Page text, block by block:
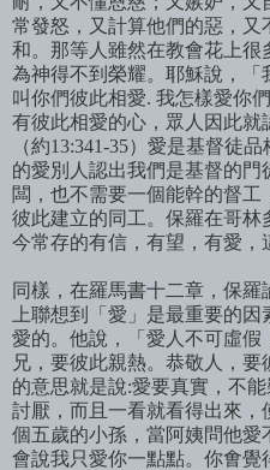
常發怒，又計算他們的惡，又
和。那等人雖然在教會花上很
為神得不到榮耀。耶穌說，「
叫你們彼此相愛. 我怎樣愛你
有彼此相愛的心，眾人因此就
（約13:341-35）愛是基督徒品
的愛別人認出我們是基督的
闆，也不需要一個能幹的督
彼此建立的同工。保羅在哥林
今常存的有信，有望，有愛，
同樣，在羅馬書十二章，保
上聯想到「愛」是最重要的因
愛的。他說，「愛人不可虛假
兄，要彼此親熱。 恭敬人，要
的意思就是說:愛要真實，不能
討厭，而且一看就看得出來
個五歲的小孫，當阿姨問他愛
會說我只愛你一點點。你㑹覺